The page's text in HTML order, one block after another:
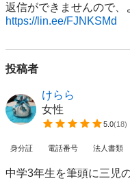
https://lin.ee/FJNKSMd
投稿者
けらら
女性
5.0(18)
身分証 電話番号 法人書類
中学3年生を筆頭に三児